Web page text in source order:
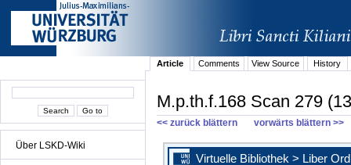
Über LSKD-Wiki
Article Comments View Source History
M.p.th.f.168 Scan 279
<< zurück blättern vorwärts blättern >>